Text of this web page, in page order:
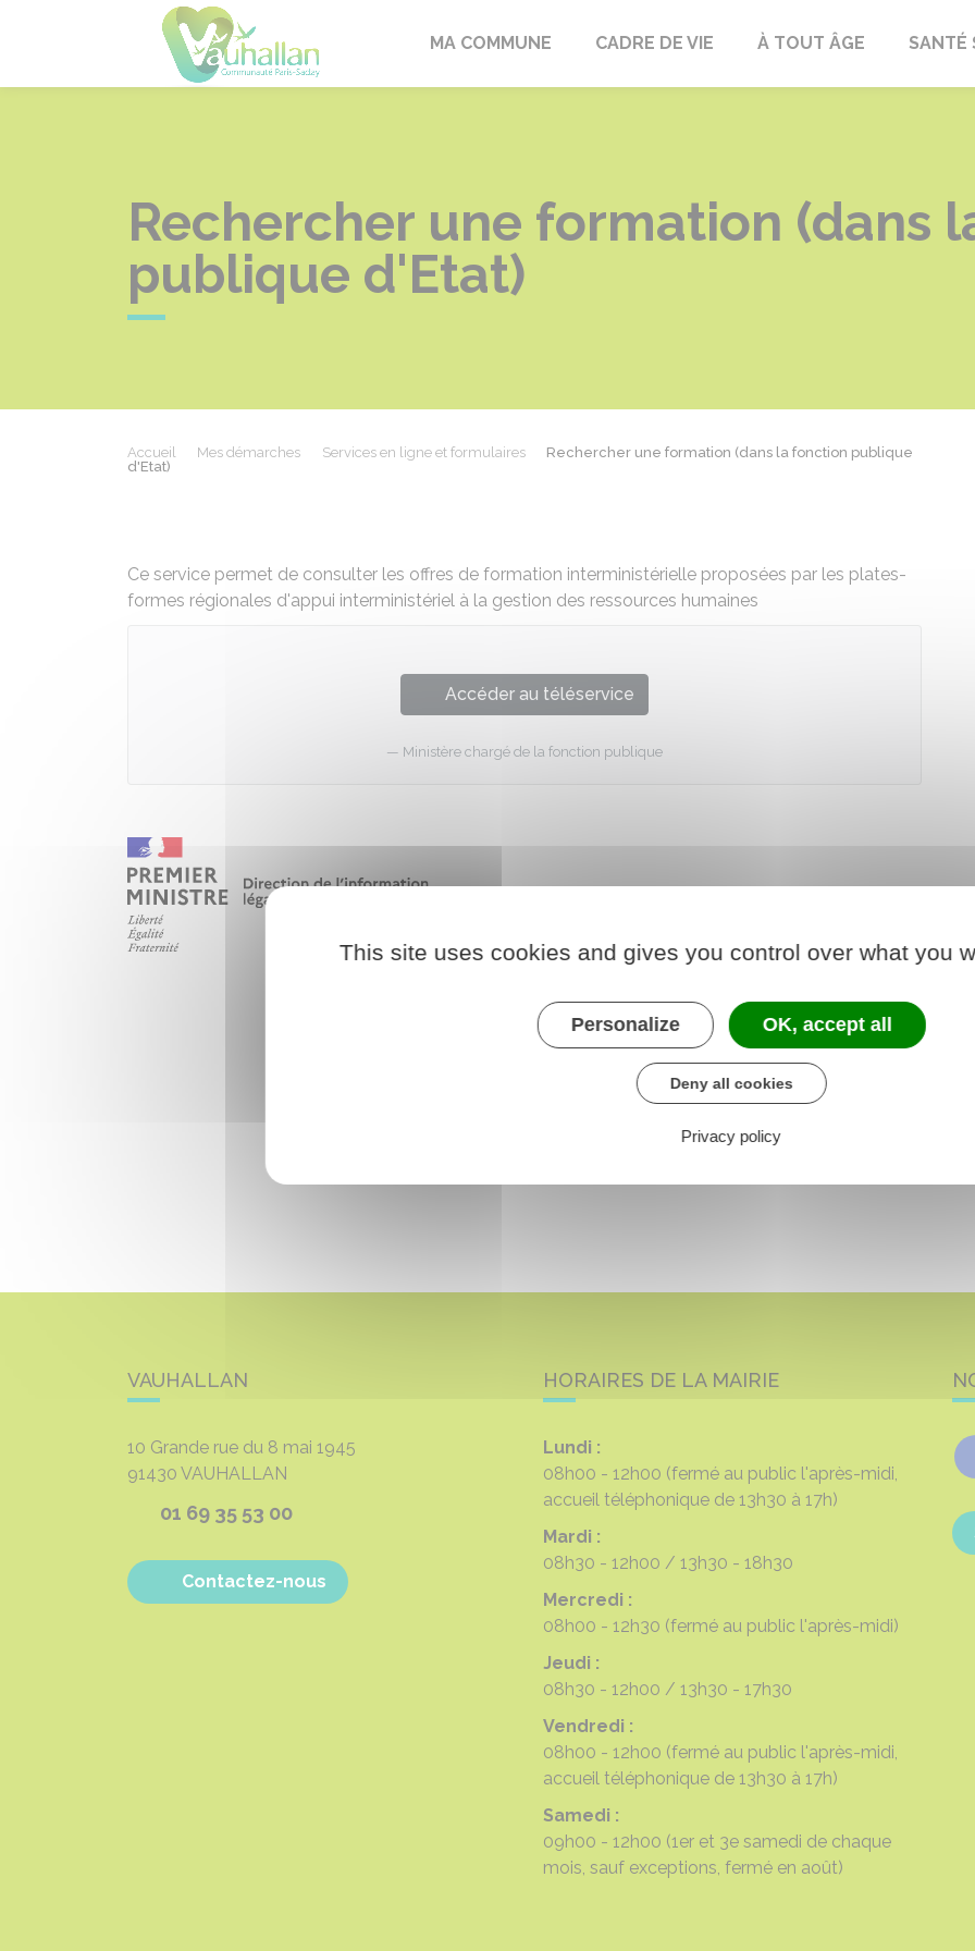
VauhallanMA COMMUNE CADRE DE VIE À TOUT ÂGE SANTÉ
Rechercher une formation (dans
publique d'Etat)
Accueil Mes démarches Services en ligne et formulaires
Rechercher une formation (dans la fonction publique
d'Etat)
Ce service permet de consulter les offres de formation interministérielle proposées par les plates-
formes régionales d'appui interministériel à la gestion des ressources humaines
Accéder au téléservice
Ministère chargé de la fonction publique
VAUHALLAN
10 Grande rue du 8 mai 1945
91430 VAUHALLAN
01 69 35 53 00
Contactez-nous
HORAIRES DE LA MAIRIE
Lundi :
08h00 - 12h00 (fermé au public l'après-midi,
accueil téléphonique de 13h30 à 17h)
Mardi :
08h30 - 12h00
13h30 - 18h30
Mercredi :
08h00 - 12h30 (fermé au public l'après-midi)
Jeudi :
08h30 - 12h00
13h30 - 17h30
Vendredi :
08h00 - 12h00 (fermé au public l'après-midi,
accueil téléphonique de 13h30 à 17h)
Samedi :
09h00 - 12h00 (1er et 3e samedi de chaque
mois, sauf exceptions, fermé en août)
This site uses cookies and gives you control over what you
Personalize OK, accept all
Deny all cookies
Privacy policy